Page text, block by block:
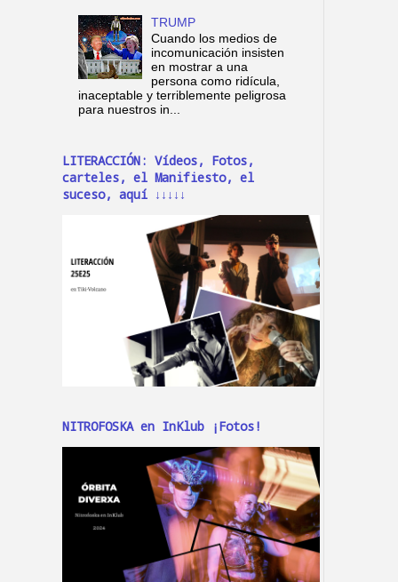
TRUMP
Cuando los medios de
incomunicación insisten
en mostrar a una
persona como ridícula,
inaceptable y terriblemente peligrosa
para nuestros in...
LITERACCIÓN: Vídeos, Fotos,
carteles, el Manifiesto, el
suceso, aquí ↓↓↓↓↓
NITROFOSKA en InKlub ¡Fotos!